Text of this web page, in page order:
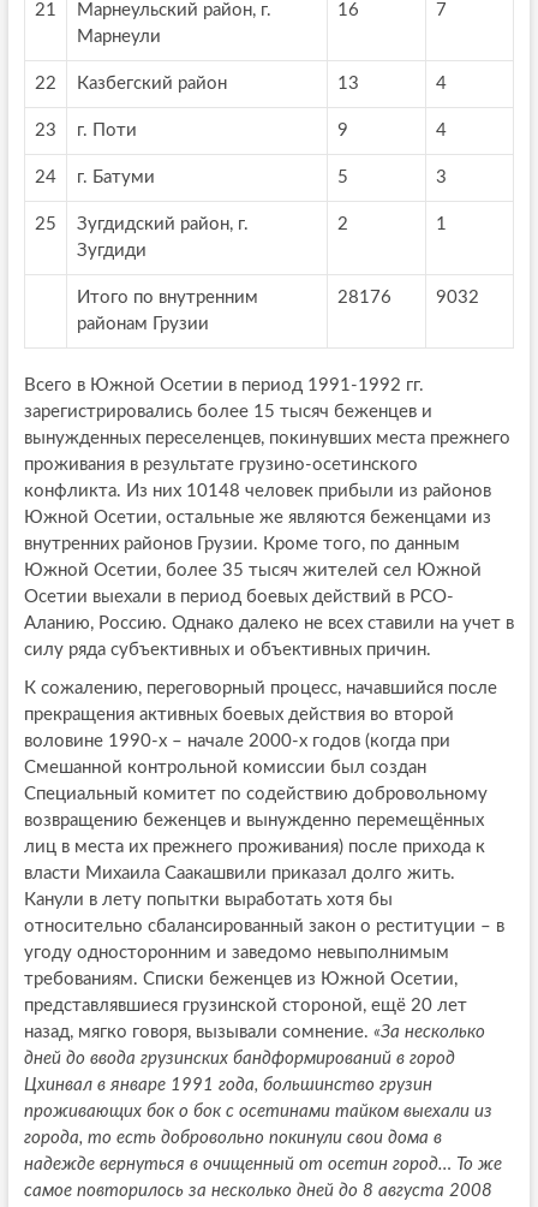
21
Марнеульский район, г.
Марнеули
16 7
22 Казбегский район 13 4
23 г. Поти 9 4
24 г. Батуми 5 3
25
Зугдидский район, г.
Зугдиди
2 1
Итого по внутренним
районам Грузии
28176 9032
Всего в Южной Осетии в период 1991-1992 гг.
зарегистрировались более 15 тысяч беженцев и
вынужденных переселенцев, покинувших места прежнего
проживания в результате грузино-осетинского
конфликта. Из них 10148 человек прибыли из районов
Южной Осетии, остальные же являются беженцами из
внутренних районов Грузии. Кроме того, по данным
Южной Осетии, более 35 тысяч жителей сел Южной
Осетии выехали в период боевых действий в РСО-
Аланию, Россию. Однако далеко не всех ставили на учет в
силу ряда субъективных и объективных причин.
К сожалению, переговорный процесс, начавшийся после
прекращения активных боевых действия во второй
воловине 1990-х – начале 2000-х годов (когда при
Смешанной контрольной комиссии был создан
Специальный комитет по содействию добровольному
возвращению беженцев и вынужденно перемещённых
лиц в места их прежнего проживания) после прихода к
власти Михаила Саакашвили приказал долго жить.
Канули в лету попытки выработать хотя бы
относительно сбалансированный закон о реституции – в
угоду односторонним и заведомо невыполнимым
требованиям. Списки беженцев из Южной Осетии,
представлявшиеся грузинской стороной, ещё 20 лет
назад, мягко говоря, вызывали сомнение. «За несколько
дней до ввода грузинских бандформирований в город
Цхинвал в январе 1991 года, большинство грузин
проживающих бок о бок с осетинами тайком выехали из
города, то есть добровольно покинули свои дома в
надежде вернуться в очищенный от осетин город… То же
самое повторилось за несколько дней до 8 августа 2008